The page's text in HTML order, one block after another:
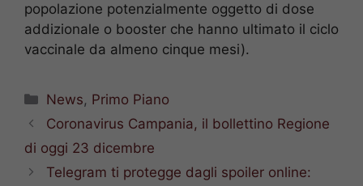
popolazione potenzialmente oggetto di dose
addizionale o booster che hanno ultimato il ciclo
vaccinale da almeno cinque mesi).
Categorie
News, Primo Piano
Coronavirus Campania, il bollettino Regione
di oggi 23 dicembre
Telegram ti protegge dagli spoiler online: